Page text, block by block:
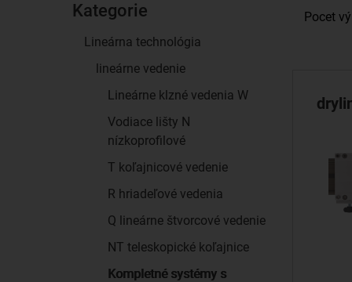
Kategorie
Lineárna technológia
lineárne vedenie
Lineárne klzné vedenia W
Vodiace lišty N
nízkoprofilové
T koľajnicové vedenie
R hriadeľové vedenia
Q lineárne štvorcové vedenie
NT teleskopické koľajnice
Kompletné systémy s
Pocet